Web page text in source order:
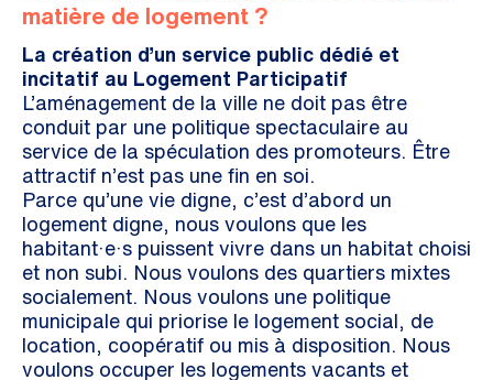
matière de logement ?
La création d’un service public dédié et
incitatif au Logement Participatif
L’aménagement de la ville ne doit pas être
conduit par une politique spectaculaire au
service de la spéculation des promoteurs. Être
attractif n’est pas une fin en soi.
Parce qu’une vie digne, c’est d’abord un
logement digne, nous voulons que les
habitant·e·s puissent vivre dans un habitat choisi
et non subi. Nous voulons des quartiers mixtes
socialement. Nous voulons une politique
municipale qui priorise le logement social, de
location, coopératif ou mis à disposition. Nous
voulons occuper les logements vacants et